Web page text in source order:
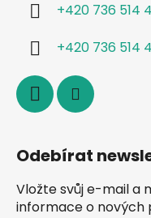
+420 736 514
+420 736 514
Odebírat
Vložte svůj e-mail a
informace o nových